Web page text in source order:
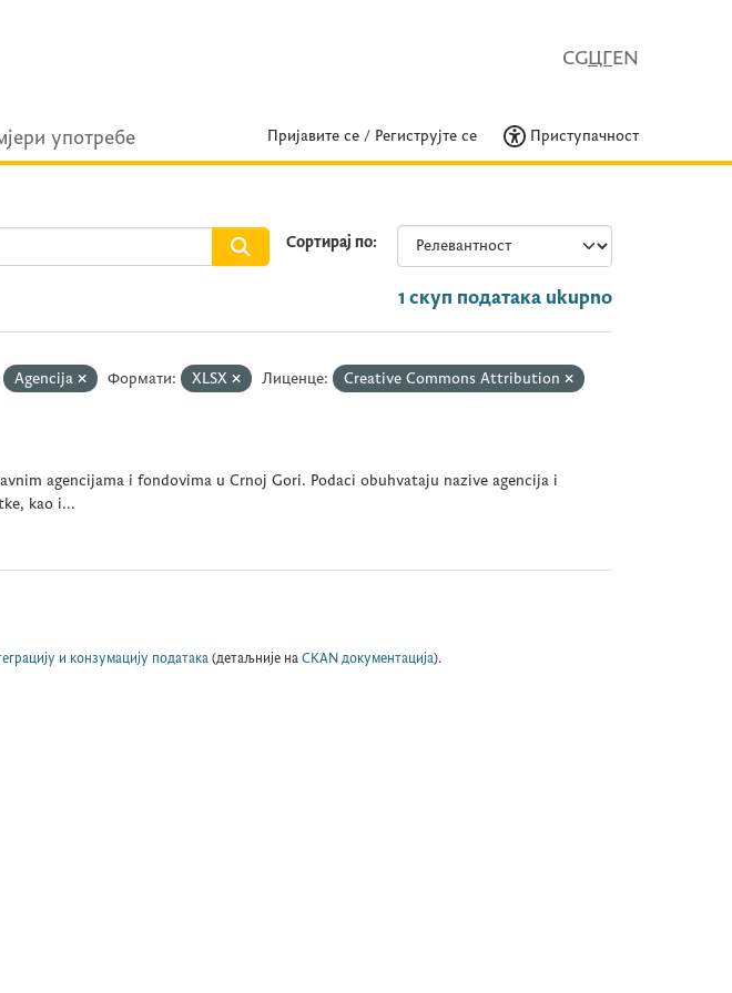
CGЦГEN
употребе Пријавите се / Региструјте се Приступачност
Сортирај по
1 скуп података ukupno
Agencija Формати: XLSX Лиценце: Creative Commons Attribution
agencijama i fondovima u Crnoj Gori. Podaci obuhvataju nazive agencija i
kao i...
и конзумацију података (детаљније на CKAN документација).